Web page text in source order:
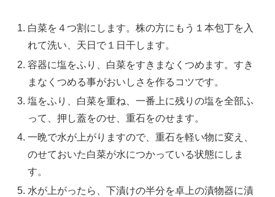
白菜を４つ割にします。株の方にもう１本包丁を入
れて洗い、天日で１日干します。
容器に塩をふり、白菜をすきまなくつめます。すき
まなくつめる事がおいしさを作るコツです。
塩をふり、白菜を重ね、一番上に残りの塩を全部ふ
って、押し蓋をのせ、重石をのせます。
一晩で水が上がりますので、重石を軽い物に変え、
のせておいた白菜が水につかっている状態にしま
す。
水が上がったら、下漬けの半分を卓上の漬物器に漬